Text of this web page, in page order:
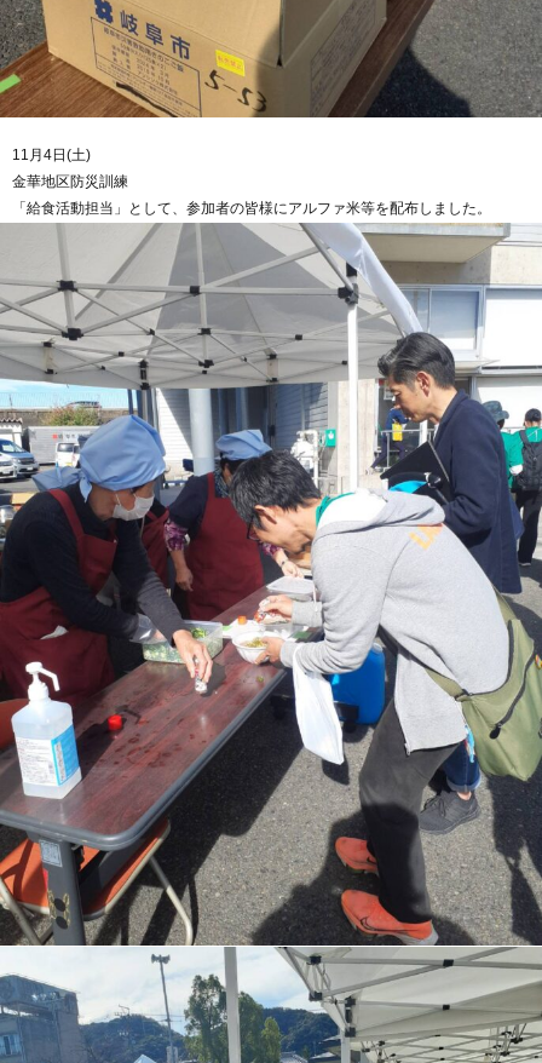
11月4日(土)
金華地区防災訓練
「給食活動担当」として、参加者の皆様にアルファ米等を配布しました。